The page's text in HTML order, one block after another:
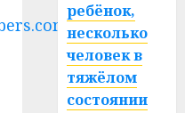
virtual-
ребёнок,
несколько
человек в
тяжёлом
состоянии